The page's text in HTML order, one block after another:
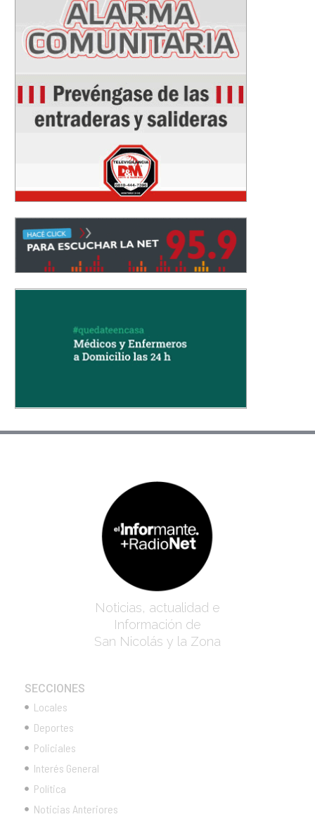
Noticias, actualidad e
Información de
San Nicolás y la Zona
SECCIONES
Locales
Deportes
Policiales
Interés General
Política
Noticias Anteriores